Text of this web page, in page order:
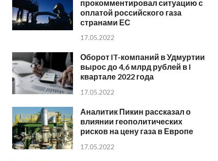
прокомментировал ситуацию с
оплатой российского газа
странами ЕС
17.05.2022
Оборот IT-компаний в Удмуртии
вырос до 4,6 млрд рублей в I
квартале 2022 года
17.05.2022
Аналитик Пикин рассказал о
влиянии геополитических
рисков на цену газа в Европе
17.05.2022